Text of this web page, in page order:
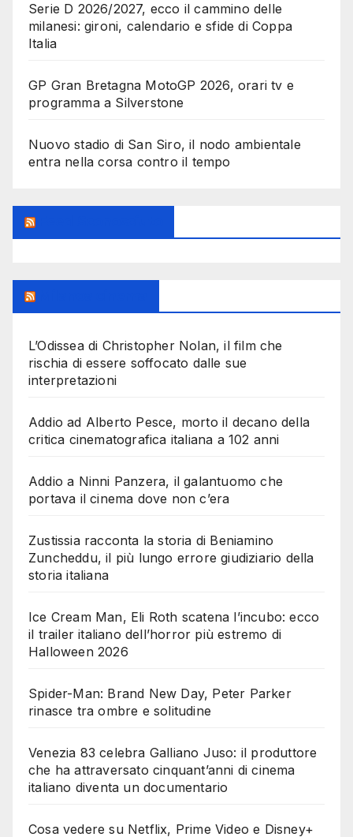
Serie D 2026/2027, ecco il cammino delle
milanesi: gironi, calendario e sfide di Coppa
Italia
GP Gran Bretagna MotoGP 2026, orari tv e
programma a Silverstone
Nuovo stadio di San Siro, il nodo ambientale
entra nella corsa contro il tempo
L’Odissea di Christopher Nolan, il film che
rischia di essere soffocato dalle sue
interpretazioni
Addio ad Alberto Pesce, morto il decano della
critica cinematografica italiana a 102 anni
Addio a Ninni Panzera, il galantuomo che
portava il cinema dove non c’era
Zustissia racconta la storia di Beniamino
Zuncheddu, il più lungo errore giudiziario della
storia italiana
Ice Cream Man, Eli Roth scatena l’incubo: ecco
il trailer italiano dell’horror più estremo di
Halloween 2026
Spider-Man: Brand New Day, Peter Parker
rinasce tra ombre e solitudine
Venezia 83 celebra Galliano Juso: il produttore
che ha attraversato cinquant’anni di cinema
italiano diventa un documentario
Cosa vedere su Netflix, Prime Video e Disney+